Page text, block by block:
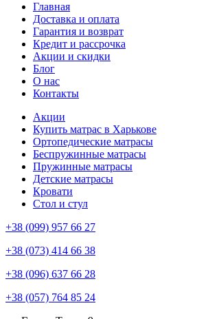
Главная
Доставка и оплата
Гарантия и возврат
Кредит и рассрочка
Акции и скидки
Блог
О нас
Контакты
Акции
Купить матрас в Харькове
Ортопедические матрасы
Беспружинные матрасы
Пружинные матрасы
Детские матрасы
Кровати
Стол и стул
+38 (099) 957 66 27
+38 (073) 414 66 38
+38 (096) 637 66 28
+38 (057) 764 85 24